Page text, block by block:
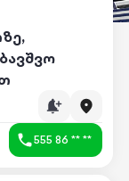
555 86 ** **